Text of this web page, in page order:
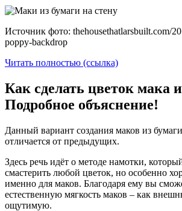
Источник фото: thehousethatlarsbuilt.com/
poppy-backdrop
Читать полностью (ссылка)
Как сделать цветок мака
Подробное объяснение!
Данный вариант создания маков из
отличается от предыдущих.
Здесь речь идёт о методе намотки,
смастерить любой цветок, но особенно
именно для маков. Благодаря ему вы
естественную мягкость маков – как
ощутимую.